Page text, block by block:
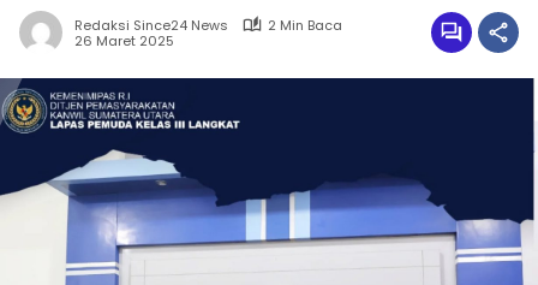
Redaksi Since24 News
2 Min Baca
26 Maret 2025